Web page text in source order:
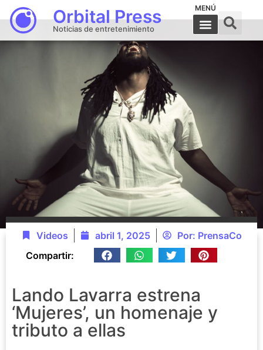
Orbital Press
Noticias de entretenimiento
MENÚ
Videos abril 1, 2025 Por: PrensaCo
Compartir:
Lando Lavarra estrena
‘Mujeres’, un homenaje y
tributo a ellas